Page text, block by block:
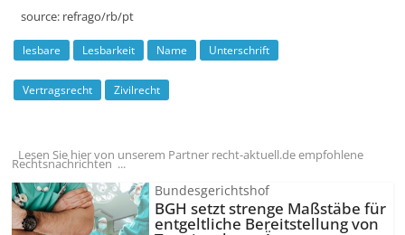
source: refrago/rb/pt
lesbare Lesbarkeit Name Unterschrift
Vertragsrecht Zivilrecht
Lesen Sie hier von unserem Partner recht-aktuell.de empfohlene
Rechtsnachrichten ...
Bundesgerichtshof
BGH setzt strenge Maßstäbe für
entgeltliche Bereitstellung von